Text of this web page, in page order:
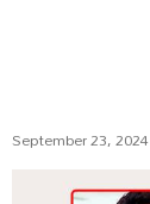
September 23,